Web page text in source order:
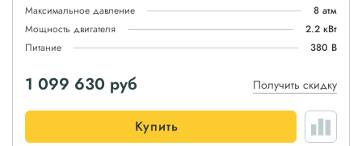
Максимальное давление
8 атм
Мощность двигателя
2.2 кВт
Питание
380 В
1 099 630 руб Получить скидку
Купить